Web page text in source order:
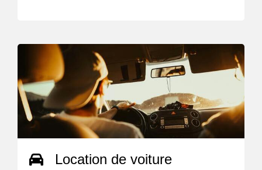
Location de voiture